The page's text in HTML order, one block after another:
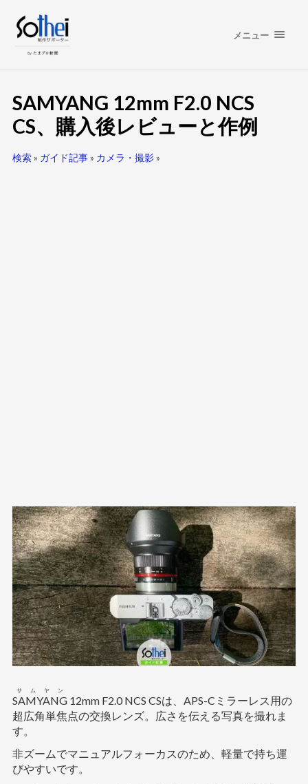
メニュー
SAMYANG 12mm F2.0 NCS
CS、購入後レビューと作例
検索» ガイド記事» カメラ・撮影»
SAMYANG
サムヤン
12mm F2.0 NCS CSは、APS-Cミラーレス用の
超広角単焦点の交換レンズ。広さを伝える写真を撮れま
す。
非ズームでマニュアルフォーカスのため、軽量で持ち運
びやすいです。